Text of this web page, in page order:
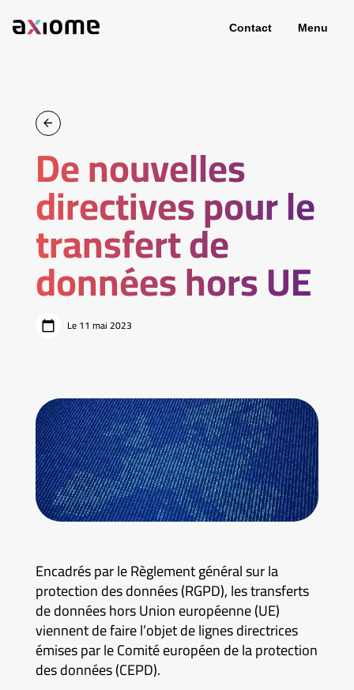
Contact Menu
De nouvelles
directives pour le
transfert de
données hors UE
Le 11 mai 2023
Encadrés par le Règlement général sur la
protection des données (RGPD), les transferts
de données hors Union européenne (UE)
viennent de faire l’objet de lignes directrices
émises par le Comité européen de la protection
des données (CEPD).